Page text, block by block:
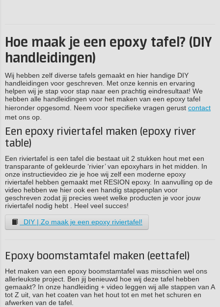
Hoe maak je een epoxy tafel? (DIY
handleidingen)
Wij hebben zelf diverse tafels gemaakt en hier handige DIY
handleidingen voor geschreven. Met onze kennis en ervaring
helpen wij je stap voor stap naar een prachtig eindresultaat! We
hebben alle handleidingen voor het maken van een epoxy tafel
hieronder opgesomd. Neem voor specifieke vragen gerust contact
met ons op.
Een epoxy riviertafel maken (epoxy river
table)
Een riviertafel is een tafel die bestaat uit 2 stukken hout met een
transparante of gekleurde ‘rivier’ van epoxyhars in het midden. In
onze instructievideo zie je hoe wij zelf een moderne epoxy
riviertafel hebben gemaakt met RESION epoxy. In aanvulling op de
video hebben we hier ook een handig stappenplan voor
geschreven zodat jij precies weet welke producten je voor jouw
riviertafel nodig hebt . Heel veel succes!
DIY | Zo maak je een epoxy riviertafel!
Epoxy boomstamtafel maken (eettafel)
Het maken van een epoxy boomstamtafel was misschien wel ons
allerleukste project. Ben jij benieuwd hoe wij deze tafel hebben
gemaakt? In onze handleiding + video leggen wij alle stappen van A
tot Z uit, van het coaten van het hout tot en met het schuren en
afwerken van de tafel.